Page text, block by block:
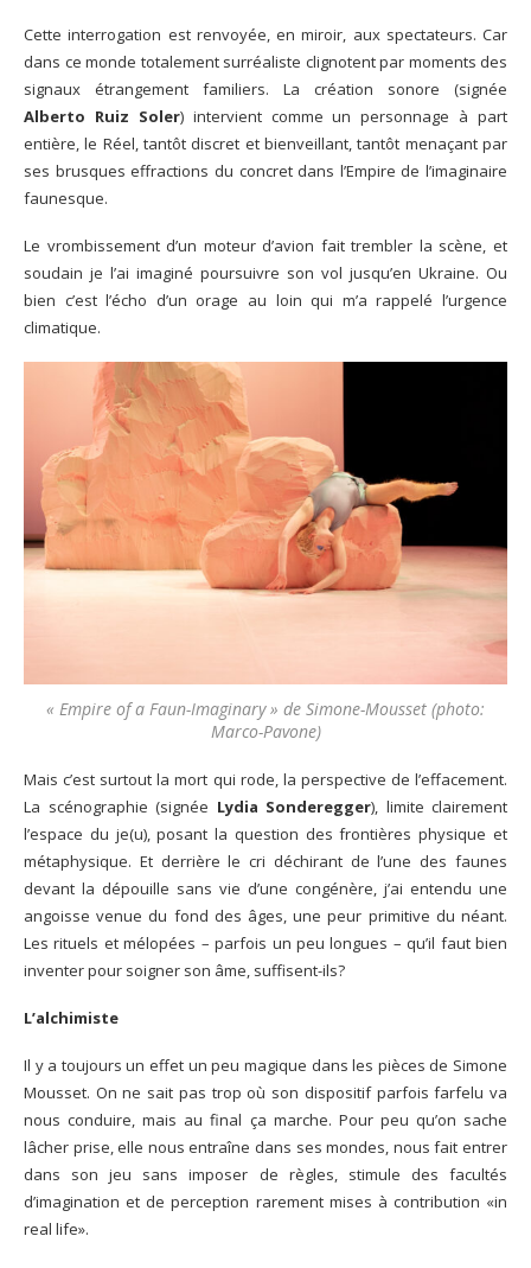
Cette interrogation est renvoyée, en miroir, aux spectateurs. Car
dans ce monde totalement surréaliste clignotent par moments des
signaux étrangement familiers. La création sonore (signée
Alberto Ruiz Soler) intervient comme un personnage à part
entière, le Réel, tantôt discret et bienveillant, tantôt menaçant par
ses brusques effractions du concret dans l’Empire de l’imaginaire
faunesque.
Le vrombissement d’un moteur d’avion fait trembler la scène, et
soudain je l’ai imaginé poursuivre son vol jusqu’en Ukraine. Ou
bien c’est l’écho d’un orage au loin qui m’a rappelé l’urgence
climatique.
« Empire of a Faun-Imaginary » de Simone-Mousset (photo:
Marco-Pavone)
Mais c’est surtout la mort qui rode, la perspective de l’effacement.
La scénographie (signée Lydia Sonderegger), limite clairement
l’espace du je(u), posant la question des frontières physique et
métaphysique. Et derrière le cri déchirant de l’une des faunes
devant la dépouille sans vie d’une congénère, j’ai entendu une
angoisse venue du fond des âges, une peur primitive du néant.
Les rituels et mélopées – parfois un peu longues – qu’il faut bien
inventer pour soigner son âme, suffisent-ils?
L’alchimiste
Il y a toujours un effet un peu magique dans les pièces de Simone
Mousset. On ne sait pas trop où son dispositif parfois farfelu va
nous conduire, mais au final ça marche. Pour peu qu’on sache
lâcher prise, elle nous entraîne dans ses mondes, nous fait entrer
dans son jeu sans imposer de règles, stimule des facultés
d’imagination et de perception rarement mises à contribution «in
real life».